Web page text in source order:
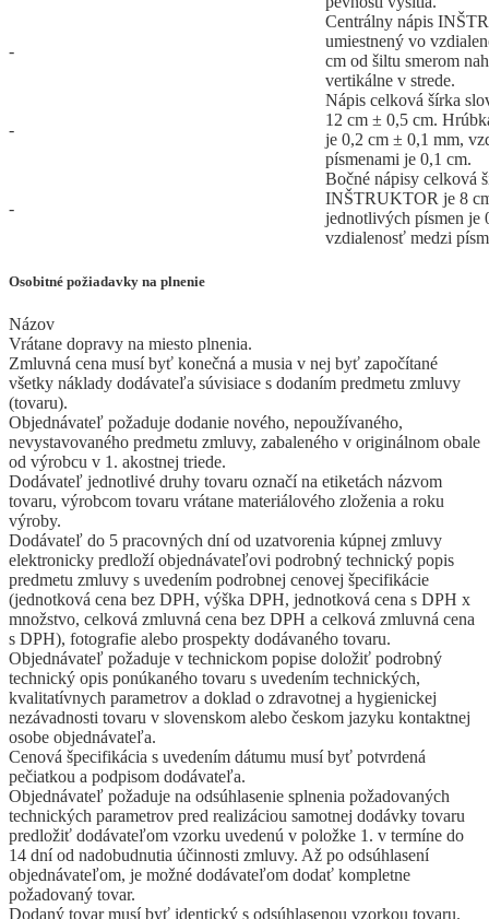
-
Centrálny nápis
umiestnený vo
cm od šiltu smerom
vertikálne v strede.
-
Nápis celková šírka
12 cm ± 0,5 cm.
je 0,2 cm ± 0,1 mm,
písmenami je 0,1 cm.
-
Bočné nápisy celková
INŠTRUKTOR je 8
jednotlivých písmen je
vzdialenosť medzi
Osobitné požiadavky na plnenie
Názov
Vrátane dopravy na miesto plnenia.
Zmluvná cena musí byť konečná a musia v nej byť započítané
všetky náklady dodávateľa súvisiace s dodaním predmetu zmluvy
(tovaru).
Objednávateľ požaduje dodanie nového, nepoužívaného,
nevystavovaného predmetu zmluvy, zabaleného v originálnom obale
od výrobcu v 1. akostnej triede.
Dodávateľ jednotlivé druhy tovaru označí na etiketách názvom
tovaru, výrobcom tovaru vrátane materiálového zloženia a roku
výroby.
Dodávateľ do 5 pracovných dní od uzatvorenia kúpnej zmluvy
elektronicky predloží objednávateľovi podrobný technický popis
predmetu zmluvy s uvedením podrobnej cenovej špecifikácie
(jednotková cena bez DPH, výška DPH, jednotková cena s DPH x
množstvo, celková zmluvná cena bez DPH a celková zmluvná cena
s DPH), fotografie alebo prospekty dodávaného tovaru.
Objednávateľ požaduje v technickom popise doložiť podrobný
technický opis ponúkaného tovaru s uvedením technických,
kvalitatívnych parametrov a doklad o zdravotnej a hygienickej
nezávadnosti tovaru v slovenskom alebo českom jazyku kontaktnej
osobe objednávateľa.
Cenová špecifikácia s uvedením dátumu musí byť potvrdená
pečiatkou a podpisom dodávateľa.
Objednávateľ požaduje na odsúhlasenie splnenia požadovaných
technických parametrov pred realizáciou samotnej dodávky tovaru
predložiť dodávateľom vzorku uvedenú v položke 1. v termíne do
14 dní od nadobudnutia účinnosti zmluvy. Až po odsúhlasení
objednávateľom, je možné dodávateľom dodať kompletne
požadovaný tovar.
Dodaný tovar musí byť identický s odsúhlasenou vzorkou tovaru.